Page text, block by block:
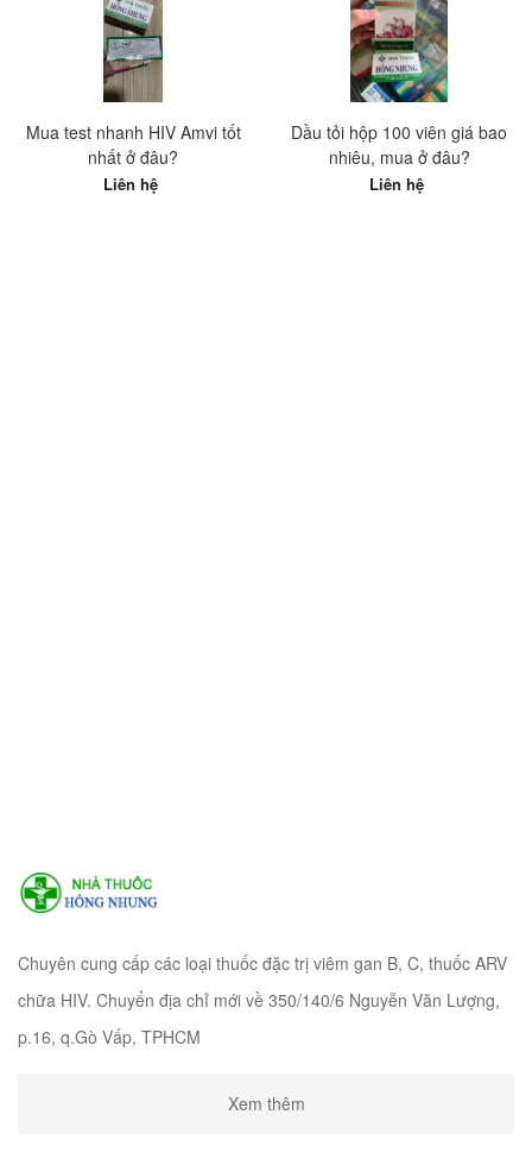
Mua test nhanh HIV Amvi tốt
nhất ở đâu?
Liên hệ
Dầu tỏi hộp 100 viên giá bao
nhiêu, mua ở đâu?
Liên hệ
Chuyên cung cấp các loại thuốc đặc trị viêm gan B, C, thuốc ARV
chữa HIV. Chuyển địa chỉ mới về 350/140/6 Nguyễn Văn Lượng,
p.16, q.Gò Vấp, TPHCM
Xem thêm